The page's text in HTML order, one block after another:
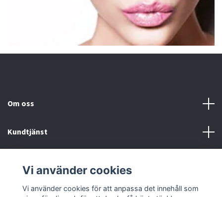
Om oss
Kundtjänst
Sociala medier
Vi använder cookies
Vi använder cookies för att anpassa det innehåll som